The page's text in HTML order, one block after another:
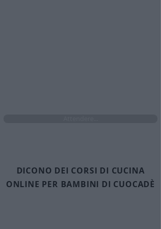
DICONO DEI CORSI DI CUCINA
ONLINE PER BAMBINI DI CUOCADÈ